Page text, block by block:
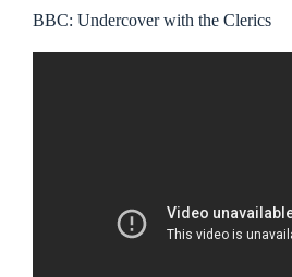
BBC: Undercover with the Clerics